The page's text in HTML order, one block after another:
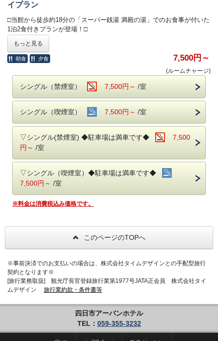
イプラン
□当館から徒歩約18分の「スーパー銭湯 満殿の湯」でのお食事が付いた
1泊2食付きプランが登場！□
ご朝食はホテルで、ご夕食はスーパー銭湯「満殿の湯」内の提携店「お
和んや」でのご提供となります。
HP特典の入泉券付♪お食事の後は、満殿の湯でごゆっくりお過ごしくだ
「12：00～翌12：00」までの24時間ステイなので満殿の湯でのお食事
は
（有効期限はチェックイン当日と翌日まで）
※4つのおすすめポイント
①入泉券＋レンタルタオルの手ぶらパック
②24時間のロングステイ
③【ご朝食】-ホテルでの和洋の無料朝食ビュッフェ-（6：30～9：00）
ジ画像あります。）
・お和んや御膳
・とんてき定食
・クーポン以外の追加商品は、レストランにて現金・クレジットでお支
もっと見る
朝食 夕食 7,500円～
(ルームチャージ)
シングル（禁煙室） 7,500円～ /室
シングル（喫煙室） 7,500円～ /室
▽シングル(禁煙室) ◆駐車場は満車です◆
7,500
円～ /室
▽シングル（喫煙室）◆駐車場は満車です◆
7,500円～ /室
※料金は消費税込み価格です。
このページのTOPへ
※事前決済でのお支払いの場合は、株式会社タイムデザインとの手配型旅行
契約となります※
[旅行業務取扱] 観光庁長官登録旅行業第1977号JATA正会員 株式会社タイ
ムデザイン 旅行業約款・条件書等
四日市アーバンホテル
TEL： 059-355-3232